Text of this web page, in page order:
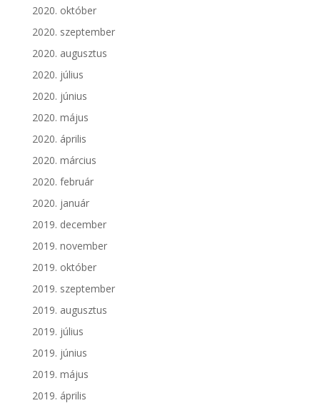
2020. október
2020. szeptember
2020. augusztus
2020. július
2020. június
2020. május
2020. április
2020. március
2020. február
2020. január
2019. december
2019. november
2019. október
2019. szeptember
2019. augusztus
2019. július
2019. június
2019. május
2019. április